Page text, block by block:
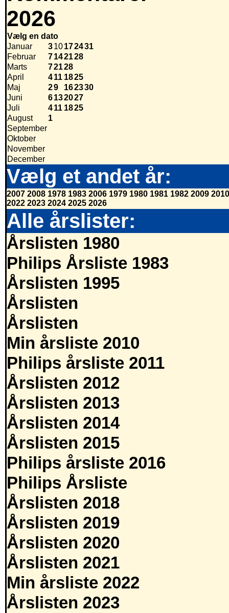
2026
Vælg en dato
Januar
310172431
Februar
7142128
Marts
72128
April
411 1825
Maj
29 162330
Juni
6132027
Juli
411 1825
August
1
September
Oktober
November
December
Vælg et andet år:
2007 2008 1978 1983 2006 1979 1980 1981 1982 2009 2010
2022 2023 2024 2025 2026
Alle årslister:
Årslisten 1980
Philips Årsliste 1983
Årslisten 1995
Årslisten
Årslisten
Min årsliste 2010
Philips årsliste 2011
Årslisten 2012
Årslisten 2013
Årslisten 2014
Årslisten 2015
Philips årsliste 2016
Philips Årsliste
Årslisten 2018
Årslisten 2019
Årslisten 2020
Årslisten 2021
Min årsliste 2022
Årslisten 2023